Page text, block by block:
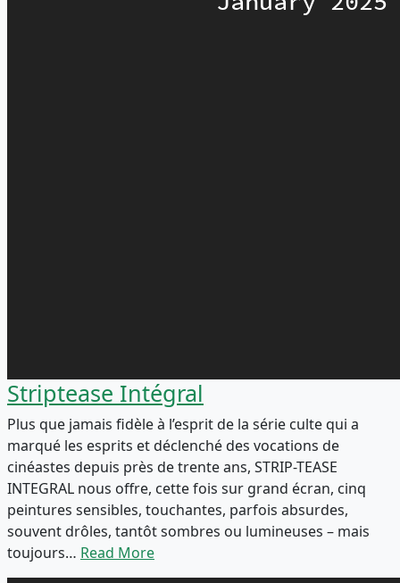
Striptease Intégral
Plus que jamais fidèle à l’esprit de la série culte qui a
marqué les esprits et déclenché des vocations de
cinéastes depuis près de trente ans, STRIP-TEASE
INTEGRAL nous offre, cette fois sur grand écran, cinq
peintures sensibles, touchantes, parfois absurdes,
souvent drôles, tantôt sombres ou lumineuses – mais
toujours… Read More